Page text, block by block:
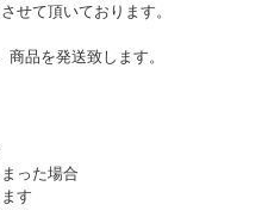
せて頂いております。
品を発送致します。
った場合
す